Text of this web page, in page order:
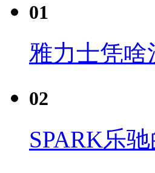
01
雅力士凭啥
02
SPARK乐